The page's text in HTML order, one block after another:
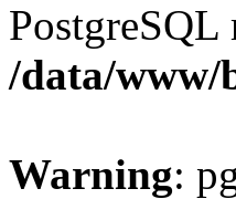
PostgreSQL
/data/www/
Warning: